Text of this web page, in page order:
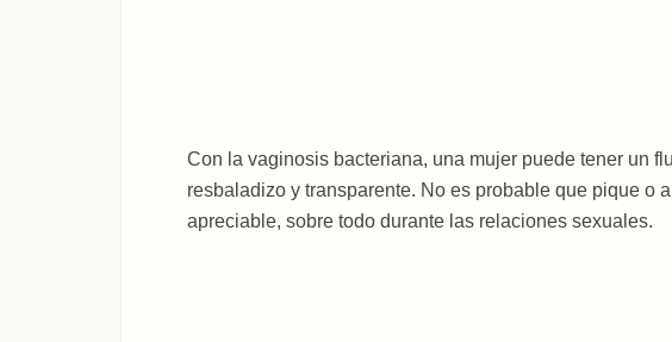
Con la vaginosis bacteriana, una mujer puede tener un
resbaladizo y transparente. No es probable que pique o
apreciable, sobre todo durante las relaciones sexuales.